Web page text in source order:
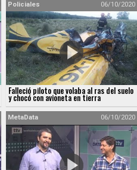
Policiales 06/10/2020
Falleció piloto que volaba al ras del suelo
y chocó con avioneta en tierra
MetaData 06/10/2020